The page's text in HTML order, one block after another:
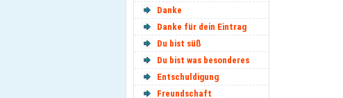
Danke
Danke für dein Eintrag
Du bist süß
Du bist was besonderes
Entschuldigung
Freundschaft